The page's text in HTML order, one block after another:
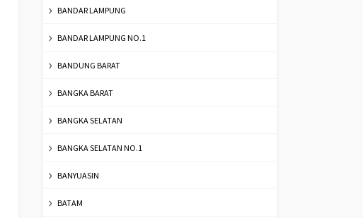
BANDAR LAMPUNG
BANDAR LAMPUNG NO.1
BANDUNG BARAT
BANGKA BARAT
BANGKA SELATAN
BANGKA SELATAN NO.1
BANYUASIN
BATAM